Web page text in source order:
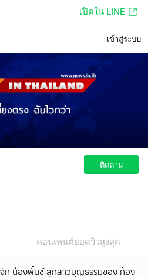
เปิดใน LINE
เข้าสู่ระบบ
ติดตาม
คอนเทนต์ยอดวิวสูงสุด
ก น้องพั้นช์ ลูกสาวบุญธรรมของ ก้อง